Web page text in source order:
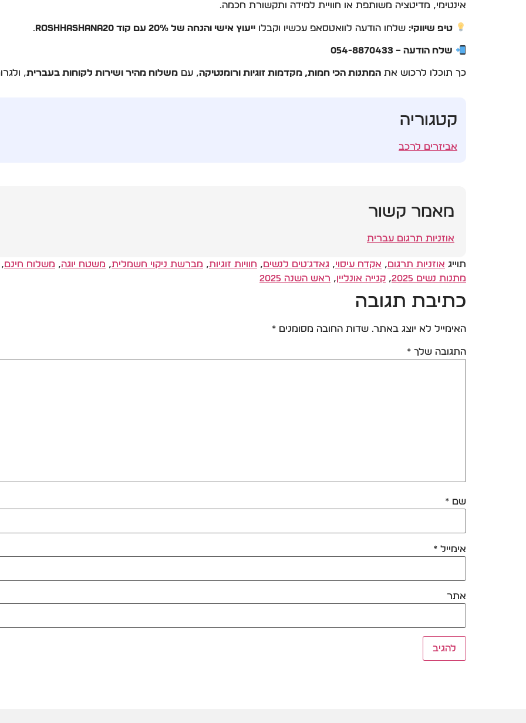
אינטימי, מדיטציה משותפת או חוויית למידה ותקשורת חכמה.
טיפ שיווקי: שלחו הודעה לוואטסאפ עכשיו וקבלוייעוץ אישי והנחה של 20% עם קוד RoshHashana20 .
שלח הודעה – 054-8870433
כך תוכלו לרכוש את המתנות הכי חמות, מקדמות זוגיות ורומנטיקה, עם משלוח מהיר ושירות לקוחות בעברית,
קטגוריה
אביזרים לרכב
מאמר קשור
אוזניות תרגום עברית
תוייג אוזניות תרגום, אקדח עיסוי, גאדג'טים לנשים, חוויות זוגיות, מברשת ניקוי חשמלית, משטח יוגה, משלוח חינם,
מתנות נשים 2025
, קנייה אונליין, ראש השנה 2025
כתיבת תגובה
האימייל לא יוצג באתר. שדות החובה מסומנים *
התגובה שלך *
שם *
אימייל *
אתר